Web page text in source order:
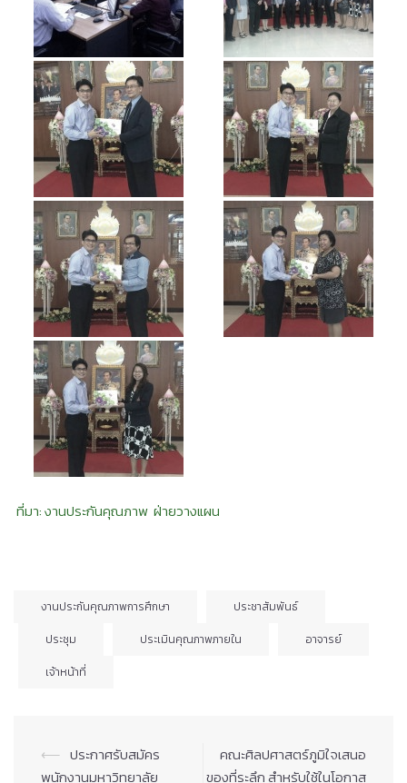
ที่มา: งานประกันคุณภาพ ฝ่ายวางแผน
งานประกันคุณภาพการศึกษา
ประชาสัมพันธ์
ประชุม
ประเมินคุณภาพภายใน
อาจารย์
เจ้าหน้าที่
Post
⟵ ประกาศรับสมัคร
พนักงานมหาวิทยาลัย
คณะศิลปศาสตร์ภูมิใจเสนอ
ของที่ระลึก สำหรับใช้ในโอกาส